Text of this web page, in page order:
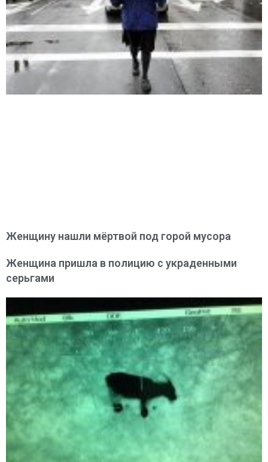
Женщину нашли мёртвой под горой мусора
Женщина пришла в полицию с украденными
серьгами